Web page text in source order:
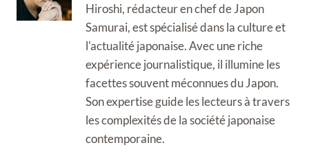
Hiroshi, rédacteur en chef de Japon
Samurai, est spécialisé dans la culture et
l'actualité japonaise. Avec une riche
expérience journalistique, il illumine les
facettes souvent méconnues du Japon.
Son expertise guide les lecteurs à travers
les complexités de la société japonaise
contemporaine.